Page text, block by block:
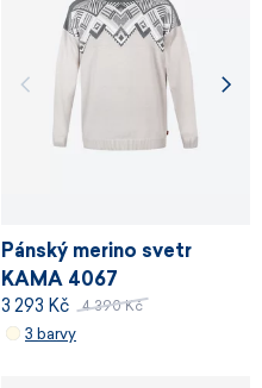
Pánský merino svetr
KAMA 4067
3 293 Kč 4 390 Kč
3 barvy